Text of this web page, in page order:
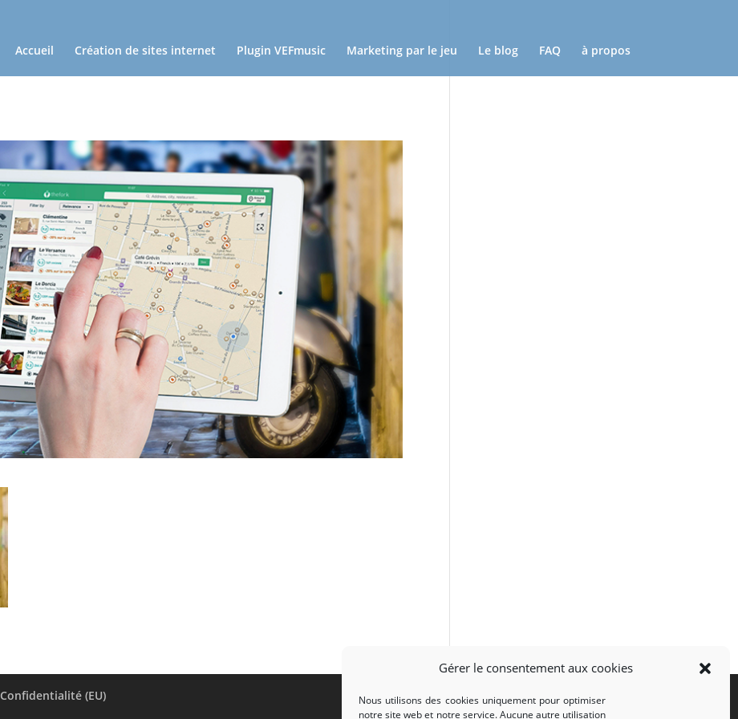
Gérer le consentement aux cookies
Nous utilisons des cookies uniquement pour optimiser
notre site web et notre service. Aucune autre utilisation
Accueil Création de sites internet Plugin VEFmusic Marketing par le jeu Le blog FAQ à propos
Confidentialité (EU)